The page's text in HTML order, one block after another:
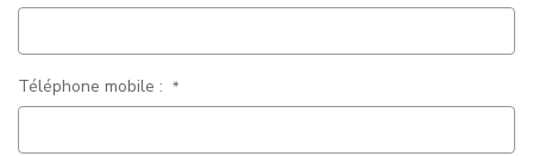
Téléphone mobile : *